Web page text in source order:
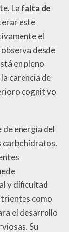
La falta de
este
el
desde
en pleno
carencia de
cognitivo
de energía del
carbohidratos.
y dificultad
como
el desarrollo
Su